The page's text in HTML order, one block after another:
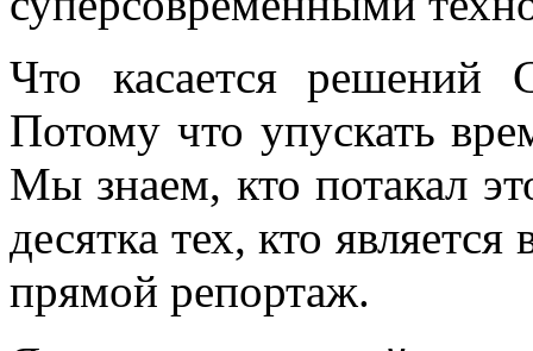
Что касается решений
Потому что упускать
Мы знаем, кто потакал
десятка тех, кто
прямой репортаж.